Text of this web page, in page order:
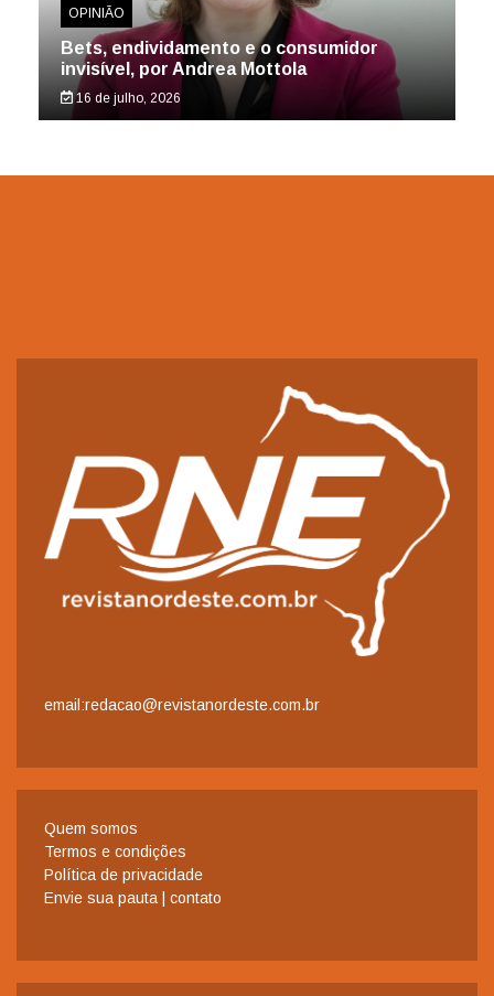
OPINIÃO
Bets, endividamento e o consumidor
invisível, por Andrea Mottola
16 de julho, 2026
email:redacao@revistanordeste.com.br
Quem somos
Termos e condições
Política de privacidade
Envie sua pauta | contato